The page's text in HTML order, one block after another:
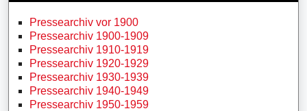
Pressearchiv vor 1900
Pressearchiv 1900-1909
Pressearchiv 1910-1919
Pressearchiv 1920-1929
Pressearchiv 1930-1939
Pressearchiv 1940-1949
Pressearchiv 1950-1959